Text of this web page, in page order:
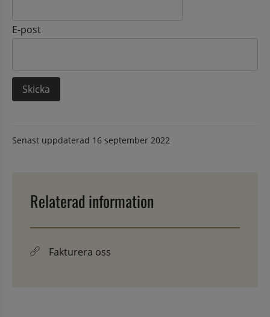
E-post
Senast uppdaterad 16 september 2022
Relaterad information
Fakturera oss